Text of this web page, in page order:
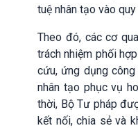
tuệ nhân tạo vào
Theo đó, các cơ
trách nhiệm phối
cứu, ứng dụng
nhân tạo phục vụ
thời, Bộ Tư pháp
kết nối, chia sẻ và